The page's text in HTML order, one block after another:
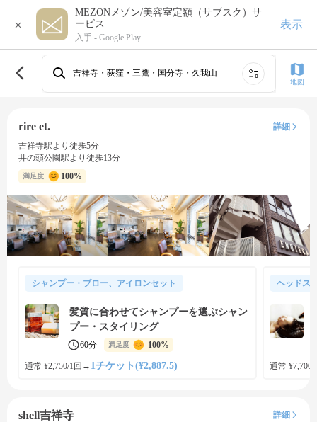
×
MEZONメゾン/美容室定額（サブスク）サ
ービス
入手 - Google Play
表示
吉祥寺・荻窪・三鷹・国分寺・久我山
地図
rire et.
詳細
吉祥寺駅より徒歩5分
井の頭公園駅より徒歩13分
満足度 100%
シャンプー・ブロー、アイロンセット
髪質に合わせてシャンプーを選ぶシャン
プー・スタイリング
60分 満足度 100%
通常 ¥2,750/1回 → 1チケット(¥2,887.5)
ヘッドス
通常 ¥7,700/
shell吉祥寺
詳細